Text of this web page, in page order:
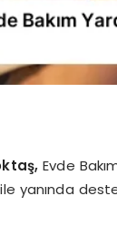
Evde
yanında